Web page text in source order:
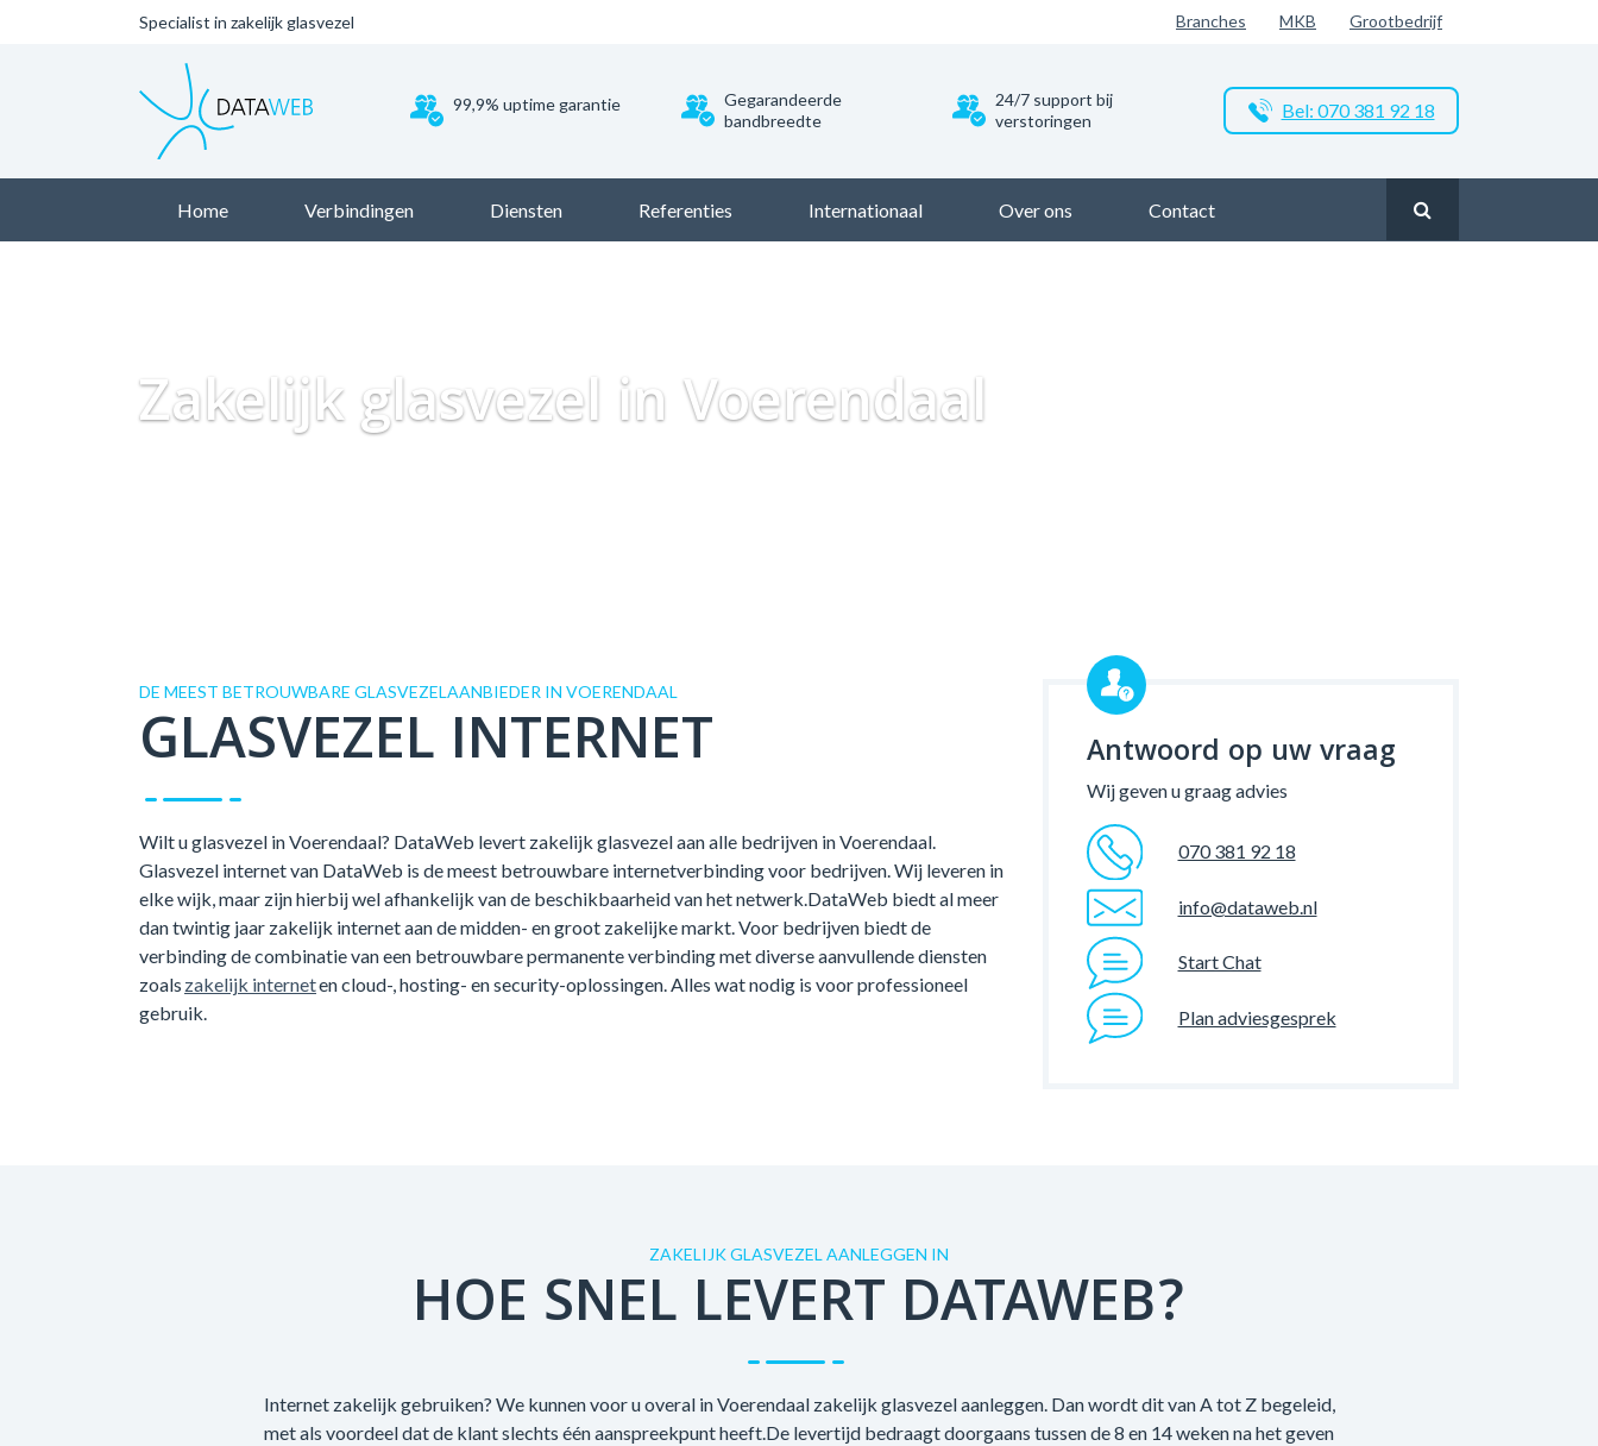
Specialist in zakelijk glasvezel Branches MKB Grootbedrijf
99,9% uptime garantie
Gegarandeerde
bandbreedte
24/7 support bij
verstoringen
Bel: 070 381 92 18
Home Verbindingen Diensten Referenties Internationaal Over ons Contact
Zakelijk glasvezel in Voerendaal
DE MEEST BETROUWBARE GLASVEZELAANBIEDER IN VOERENDAAL
GLASVEZEL INTERNET
Wilt u glasvezel in Voerendaal? DataWeb levert zakelijk glasvezel aan alle bedrijven in Voerendaal.
Glasvezel internet van DataWeb is de meest betrouwbare internetverbinding voor bedrijven. Wij leveren in
elke wijk, maar zijn hierbij wel afhankelijk van de beschikbaarheid van het netwerk.DataWeb biedt al meer
dan twintig jaar zakelijk internet aan de midden- en groot zakelijke markt. Voor bedrijven biedt de
verbinding de combinatie van een betrouwbare permanente verbinding met diverse aanvullende diensten
zoals zakelijk interneten cloud-, hosting- en security-oplossingen. Alles wat nodig is voor professioneel
gebruik.
Antwoord op uw vraag
Wij geven u graag advies
070 381 92 18
info@dataweb.nl
Start Chat
Plan adviesgesprek
ZAKELIJK GLASVEZEL AANLEGGEN IN
HOE SNEL LEVERT DATAWEB?
Internet zakelijk gebruiken? We kunnen voor u overal in Voerendaal zakelijk glasvezel aanleggen. Dan wordt dit van A tot Z begeleid,
met als voordeel dat de klant slechts één aanspreekpunt heeft.De levertijd bedraagt doorgaans tussen de 8 en 14 weken na het geven